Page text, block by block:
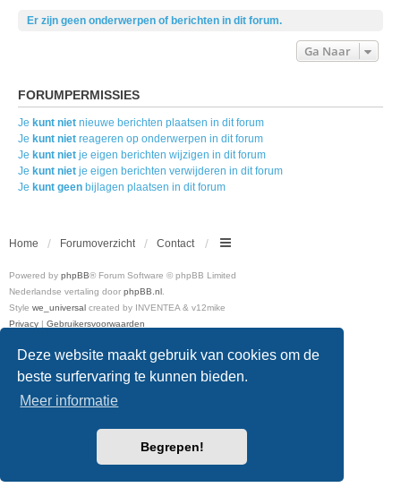
Deze website maakt gebruik van cookies om de
beste surfervaring te kunnen bieden.
Meer informatie
Begrepen!
Er zijn geen onderwerpen of berichten in dit forum.
Ga Naar
FORUMPERMISSIES
Je kunt niet nieuwe berichten plaatsen in dit forum
Je kunt niet reageren op onderwerpen in dit forum
Je kunt niet je eigen berichten wijzigen in dit forum
Je kunt niet je eigen berichten verwijderen in dit forum
Je kunt geen bijlagen plaatsen in dit forum
Home Forumoverzicht Contact
Powered by phpBB® Forum Software © phpBB Limited
Nederlandse vertaling door phpBB.nl
Style we_universal created by INVENTEA & v12mike
Privacy | Gebruikersvoorwaarden